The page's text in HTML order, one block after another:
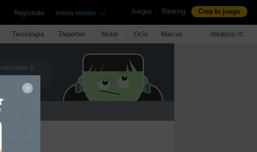
Juegos Ránking Crea tu juego
Regístrate Inicia sesión
Tecnología Deportes Motor Ocio Marcas